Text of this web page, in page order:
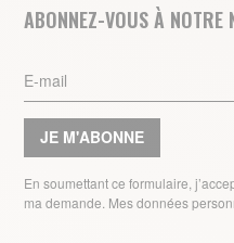
ABONNEZ-VOUS À NOTRE
JE M'ABONNE
En soumettant ce formulaire,
ma demande. Mes données